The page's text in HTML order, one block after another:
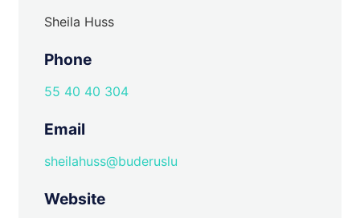
Sheila Huss
Phone
55 40 40 304
Email
sheilahuss@buderuslu
Website